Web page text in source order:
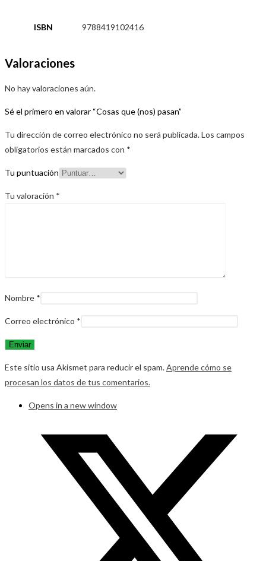
ISBN 9788419102416
Valoraciones
No hay valoraciones aún.
Sé el primero en valorar “Cosas que (nos) pasan”
Tu dirección de correo electrónico no será publicada.Los campos
obligatorios están marcados con *
Tu puntuación
Tu valoración *
Nombre *
Correo electrónico *
Este sitio usa Akismet para reducir el spam.Aprende cómo se
procesan los datos de tus comentarios.
Opens in a new window